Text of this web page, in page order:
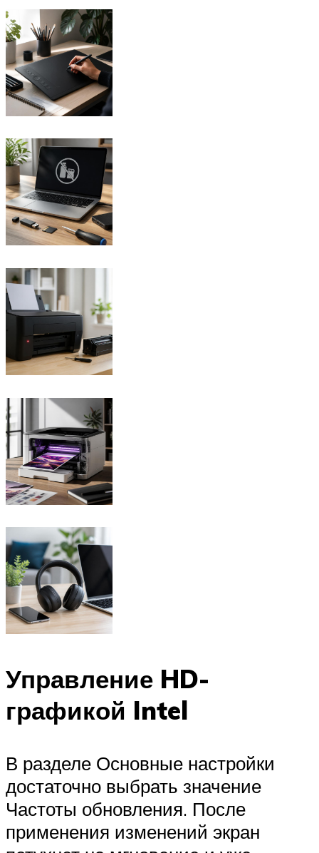
Управление HD-
графикой Intel
В разделе Основные настройки
достаточно выбрать значение
Частоты обновления. После
применения изменений экран